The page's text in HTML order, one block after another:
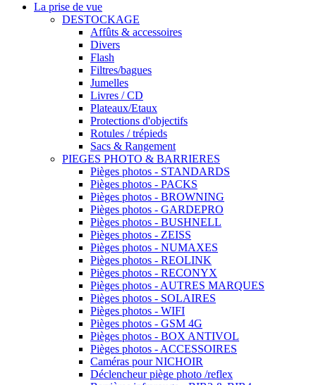
La prise de vue
DESTOCKAGE
Affûts & accessoires
Divers
Flash
Filtres/bagues
Jumelles
Livres / CD
Plateaux/Etaux
Protections d'objectifs
Rotules / trépieds
Sacs & Rangement
PIEGES PHOTO & BARRIERES
Pièges photos - STANDARDS
Pièges photos - PACKS
Pièges photos - BROWNING
Pièges photos - GARDEPRO
Pièges photos - BUSHNELL
Pièges photos - ZEISS
Pièges photos - NUMAXES
Pièges photos - REOLINK
Pièges photos - RECONYX
Pièges photos - AUTRES MARQUES
Pièges photos - SOLAIRES
Pièges photos - WIFI
Pièges photos - GSM 4G
Pièges photos - BOX ANTIVOL
Pièges photos - ACCESSOIRES
Caméras pour NICHOIR
Déclencheur piège photo /reflex